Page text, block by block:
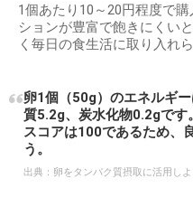
1個あたり10～20円程度で
ションが豊富で飽きにくい
く毎日の食生活に取り入れ
卵1個（50g）のエネルギ
質5.2g、炭水化物0.2gです
スコアは100であるため、
う。
出典： 卵をタンパク質摂取に活用し